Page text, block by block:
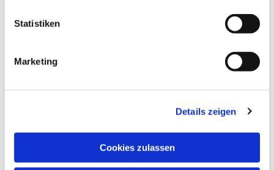
Statistiken
Marketing
Details zeigen
Cookies zulassen